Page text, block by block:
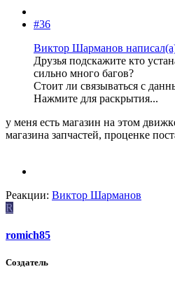
#36
Виктор Шарманов
Друзья подскажите кто
сильно много багов?
Стоит ли связываться с
Нажмите для раскрытия...
у меня есть магазин на этом
магазина запчастей, проценке
Реакции: Виктор Шарманов
R
romich85
Создатель